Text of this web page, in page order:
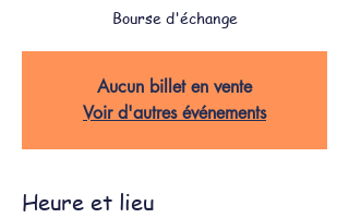
Bourse d'échange
Aucun billet en vente
Voir d'autres événements
Heure et lieu